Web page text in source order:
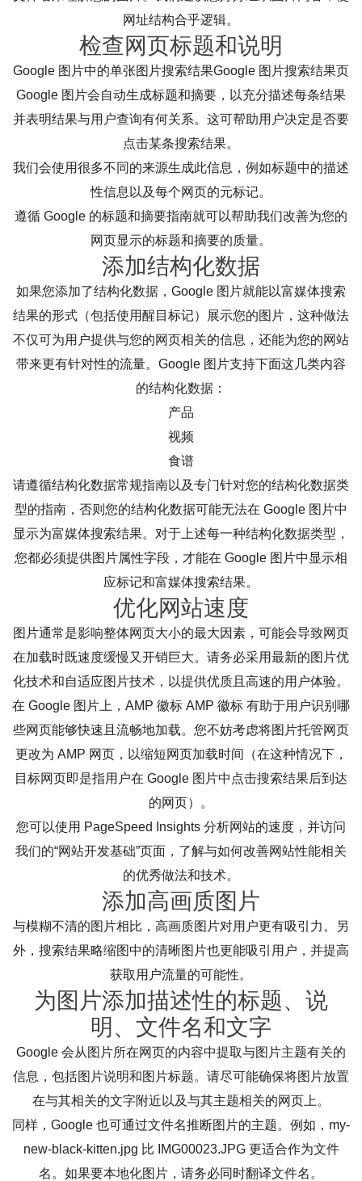
网址结构合乎逻辑。
检查网页标题和说明
Google 图片中的单张图片搜索结果Google 图片搜索结果页
Google 图片会自动生成标题和摘要，以充分描述每条结果
并表明结果与用户查询有何关系。这可帮助用户决定是否要
点击某条搜索结果。
我们会使用很多不同的来源生成此信息，例如标题中的描述
性信息以及每个网页的元标记。
遵循 Google 的标题和摘要指南就可以帮助我们改善为您的
网页显示的标题和摘要的质量。
添加结构化数据
如果您添加了结构化数据，Google 图片就能以富媒体搜索
结果的形式（包括使用醒目标记）展示您的图片，这种做法
不仅可为用户提供与您的网页相关的信息，还能为您的网站
带来更有针对性的流量。Google 图片支持下面这几类内容
的结构化数据：
产品
视频
食谱
请遵循结构化数据常规指南以及专门针对您的结构化数据类
型的指南，否则您的结构化数据可能无法在 Google 图片中
显示为富媒体搜索结果。对于上述每一种结构化数据类型，
您都必须提供图片属性字段，才能在 Google 图片中显示相
应标记和富媒体搜索结果。
优化网站速度
图片通常是影响整体网页大小的最大因素，可能会导致网页
在加载时既速度缓慢又开销巨大。请务必采用最新的图片优
化技术和自适应图片技术，以提供优质且高速的用户体验。
在 Google 图片上，AMP 徽标 AMP 徽标 有助于用户识别哪
些网页能够快速且流畅地加载。您不妨考虑将图片托管网页
更改为 AMP 网页，以缩短网页加载时间（在这种情况下，
目标网页即是指用户在 Google 图片中点击搜索结果后到达
的网页）。
您可以使用 PageSpeed Insights 分析网站的速度，并访问
我们的“网站开发基础”页面，了解与如何改善网站性能相关
的优秀做法和技术。
添加高画质图片
与模糊不清的图片相比，高画质图片对用户更有吸引力。另
外，搜索结果略缩图中的清晰图片也更能吸引用户，并提高
获取用户流量的可能性。
为图片添加描述性的标题、说
明、文件名和文字
Google 会从图片所在网页的内容中提取与图片主题有关的
信息，包括图片说明和图片标题。请尽可能确保将图片放置
在与其相关的文字附近以及与其主题相关的网页上。
同样，Google 也可通过文件名推断图片的主题。例如，my-
new-black-kitten.jpg 比 IMG00023.JPG 更适合作为文件
名。如果要本地化图片，请务必同时翻译文件名。